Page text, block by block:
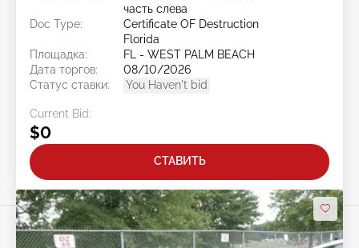
часть слева
Doc Type:
Certificate OF Destruction
Florida
Площадка:
FL - WEST PALM BEACH
Дата торгов:
08/10/2026
Статус ставки:
You Haven't bid
Current Bid:
$0
СТАВИТЬ